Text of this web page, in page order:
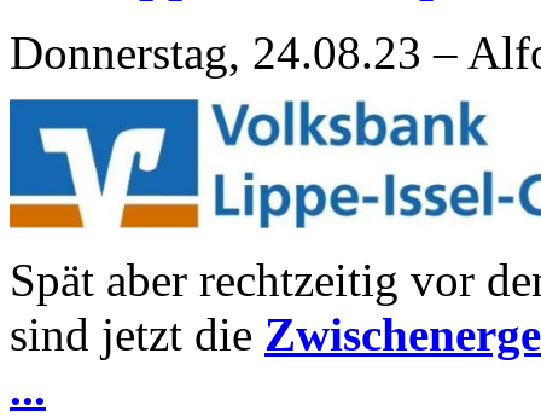
Donnerstag, 24.08.23 –
Spät aber rechtzeitig vor
sind jetzt die
...